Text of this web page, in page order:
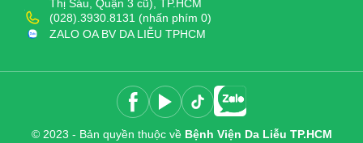
Thị Sáu, Quận 3 cũ), TP.HCM
(028).3930.8131 (nhấn phím 0)
ZALO OA BV DA LIỄU TPHCM
© 2023 - Bản quyền thuộc về Bệnh Viện Da Liễu TP.HCM